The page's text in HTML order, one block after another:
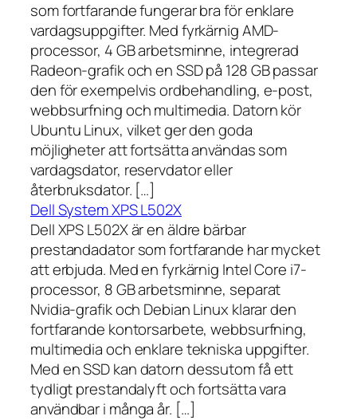
som fortfarande fungerar bra för enklare
vardagsuppgifter. Med fyrkärnig AMD-
processor, 4 GB arbetsminne, integrerad
Radeon-grafik och en SSD på 128 GB passar
den för exempelvis ordbehandling, e-post,
webbsurfning och multimedia. Datorn kör
Ubuntu Linux, vilket ger den goda
möjligheter att fortsätta användas som
vardagsdator, reservdator eller
återbruksdator. […]
Dell System XPS L502X
Dell XPS L502X är en äldre bärbar
prestandadator som fortfarande har mycket
att erbjuda. Med en fyrkärnig Intel Core i7-
processor, 8 GB arbetsminne, separat
Nvidia-grafik och Debian Linux klarar den
fortfarande kontorsarbete, webbsurfning,
multimedia och enklare tekniska uppgifter.
Med en SSD kan datorn dessutom få ett
tydligt prestandalyft och fortsätta vara
användbar i många år. […]